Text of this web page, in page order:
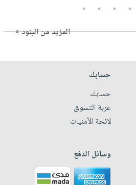
2
3
4
5
المزيد من البنود »
حسابك
حسابك
عربة التسوق
لائحة الأمنيات
وسائل الدفع